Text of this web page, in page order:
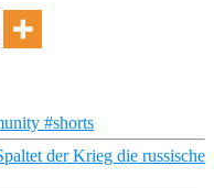
#shorts
der Krieg die russische